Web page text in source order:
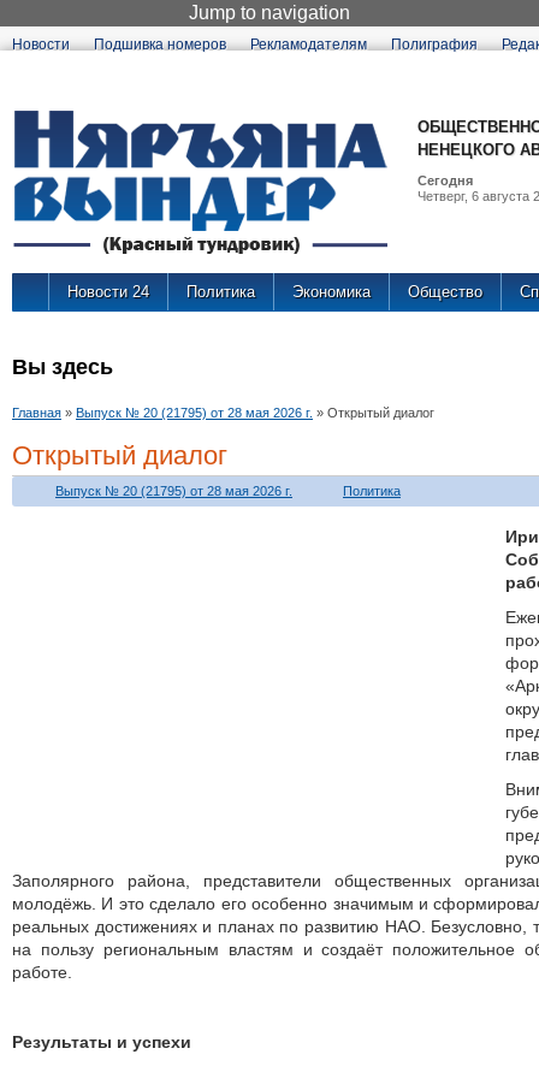
Jump to navigation
Новости Подшивка номеров Рекламодателям Полиграфия
НЕНЕЦКОГО
Сегодня
Четверг, 6 августа
Новости 24 Политика Экономика Общество
Вы здесь
Главная » Выпуск № 20 (21795) от 28 мая 2026 г. » Открытый диалог
Открытый диалог
Выпуск № 20 (21795) от 28 мая 2026 г. Политика
Заполярного района, представители общественных
молодёжь. И это сделало его особенно значимым и
реальных достижениях и планах по развитию НАО. Безусловно,
на пользу региональным властям и создаёт положительное
работе.
Результаты и успехи